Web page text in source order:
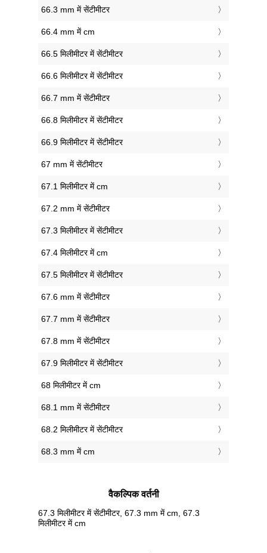
66.3 mm में सेंटीमीटर
66.4 mm में cm
66.5 मिलीमीटर में सेंटीमीटर
66.6 मिलीमीटर में सेंटीमीटर
66.7 mm में सेंटीमीटर
66.8 मिलीमीटर में सेंटीमीटर
66.9 मिलीमीटर में सेंटीमीटर
67 mm में सेंटीमीटर
67.1 मिलीमीटर में cm
67.2 mm में सेंटीमीटर
67.3 मिलीमीटर में सेंटीमीटर
67.4 मिलीमीटर में cm
67.5 मिलीमीटर में सेंटीमीटर
67.6 mm में सेंटीमीटर
67.7 mm में सेंटीमीटर
67.8 mm में सेंटीमीटर
67.9 मिलीमीटर में सेंटीमीटर
68 मिलीमीटर में cm
68.1 mm में सेंटीमीटर
68.2 मिलीमीटर में सेंटीमीटर
68.3 mm में cm
वैकल्पिक वर्तनी
67.3 मिलीमीटर में सेंटीमीटर, 67.3 mm में cm, 67.3
मिलीमीटर में cm